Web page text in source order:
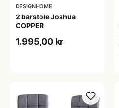
DESIGNHOME
2 barstole Joshua
COPPER
1.995,00 kr